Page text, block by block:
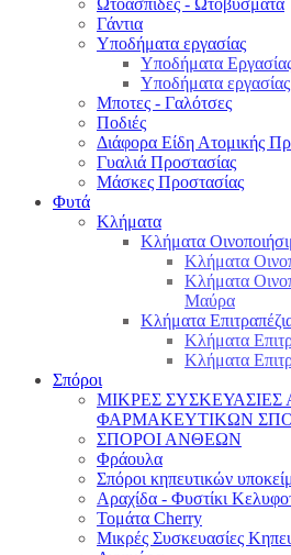
Ωτοασπίδες - Ωτοβύσματα
Γάντια
Υποδήματα εργασίας
Υποδήματα
Υποδήματα
Μποτες - Γαλότσες
Ποδιές
Διάφορα Είδη Ατομικής
Γυαλιά Προστασίας
Μάσκες Προστασίας
Φυτά
Κλήματα
Κλήματα
Κλήματα
Κλήματα
Μαύρα
Κλήματα
Κλήματα
Κλήματα
Σπόροι
ΜΙΚΡΕΣ
ΦΑΡΜΑΚΕΥΤΙΚΩΝ
ΣΠΟΡΟΙ ΑΝΘΕΩΝ
Φράουλα
Σπόροι κηπευτικών
Αραχίδα - Φυστίκι
Τομάτα Cherry
Μικρές Συσκευασίες